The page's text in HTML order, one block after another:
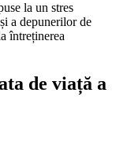
la un stres
a depunerilor de
întreținerea
de viață a